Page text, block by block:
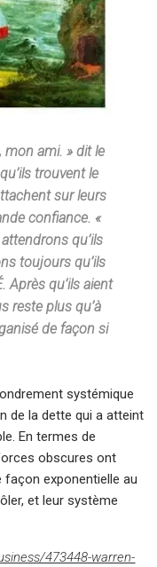
mon ami. » dit le
trouvent le
sur leurs
confiance. «
qu’ils
toujours qu’ils
Après qu’ils aient
reste plus qu’à
de façon si
systémique
de la dette qui a atteint
En termes de
obscures ont
exponentielle au
et leur système
473448-warren-